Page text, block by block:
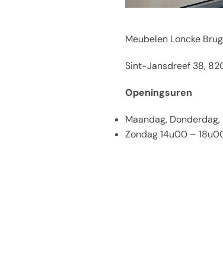
Meubelen Loncke
Sint-Jansdreef 38,
Openingsuren
Maandag,
Zondag 14u00 –